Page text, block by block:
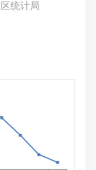
统计局